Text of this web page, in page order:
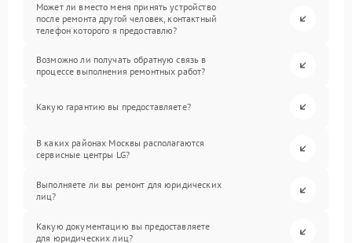
Может ли вместо меня принять устройство
после ремонта другой человек, контактный
телефон которого я предоставлю?
Возможно ли получать обратную связь в
процессе выполнения ремонтных работ?
Какую гарантию вы предоставляете?
В каких районах Москвы располагаются
сервисные центры LG?
Выполняете ли вы ремонт для юридических
лиц?
Какую документацию вы предоставляете
для юридических лиц?